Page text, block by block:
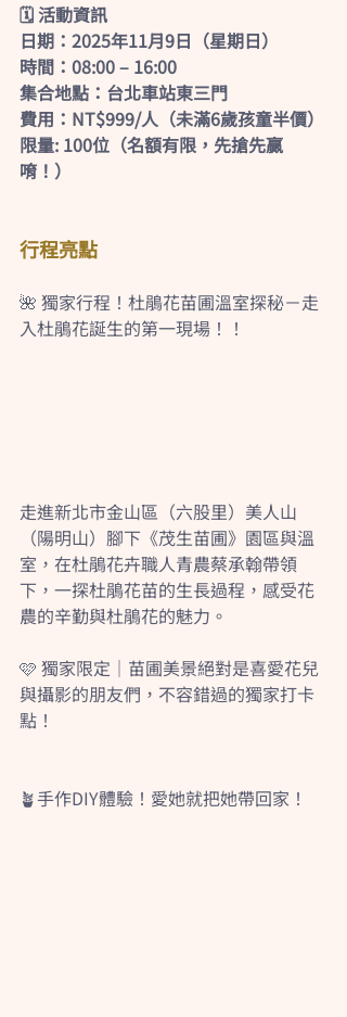
🗓 活動資訊
日期：2025年11月9日（星期日）
時間：08:00 – 16:00
集合地點：台北車站東三門
費用：NT$999/人（未滿6歲孩童半價）
限量: 100位（名額有限，先搶先贏
唷！）
行程亮點
🌺 獨家行程！杜鵑花苗圃溫室探秘－走
入杜鵑花誕生的第一現場！！
走進新北市金山區（六股里）美人山
（陽明山）腳下《茂生苗圃》園區與溫
室，在杜鵑花卉職人青農蔡承翰帶領
下，一探杜鵑花苗的生長過程，感受花
農的辛勤與杜鵑花的魅力。
🩷 獨家限定｜苗圃美景絕對是喜愛花兒
與攝影的朋友們，不容錯過的獨家打卡
點！
🪴手作DIY體驗！愛她就把她帶回家！